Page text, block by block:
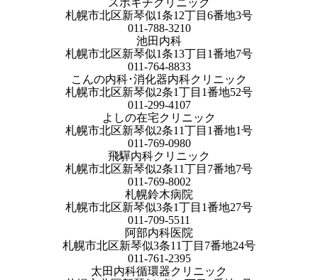
スポキチクリニック
札幌市北区新琴似1条12丁目6番地3号
011-788-3210
池田内科
札幌市北区新琴似1条13丁目1番地7号
011-764-8833
こんの内科･消化器内科クリニック
札幌市北区新琴似2条1丁目1番地52号
011-299-4107
よしの在宅クリニック
札幌市北区新琴似2条11丁目1番地1号
011-769-0980
飛驒内科クリニック
札幌市北区新琴似2条11丁目7番地7号
011-769-8002
札幌鈴木病院
札幌市北区新琴似3条1丁目1番地27号
011-709-5511
阿部内科医院
札幌市北区新琴似3条11丁目7番地24号
011-761-2395
太田内科循環器クリニック